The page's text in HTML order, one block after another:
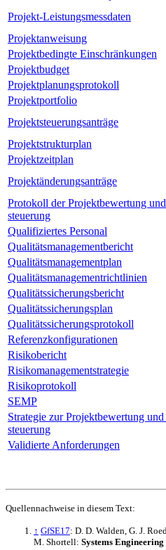
Projekt-Leistungsmessdaten
Projektanweisung
Projektbedingte Einschränkungen
Projektbudget
Projektplanungsprotokoll
Projektportfolio
Projektsteuerungsanträge
Projektstrukturplan
Projektzeitplan
Projektänderungsanträge
Protokoll der Projektbewertung
steuerung
Qualifiziertes Personal
Qualitätsmanagementbericht
Qualitätsmanagementplan
Qualitätsmanagementrichtlinien
Qualitätssicherungsbericht
Qualitätssicherungsplan
Qualitätssicherungsprotokoll
Referenzkonfigurationen
Risikobericht
Risikomanagementstrategie
Risikoprotokoll
SEMP
Strategie zur Projektbewertung und
steuerung
Validierte Anforderungen
Quellennachweise in diesem Text:
↑ GfSE17: D. D. Walden, G. J.
M. Shortell: Systems